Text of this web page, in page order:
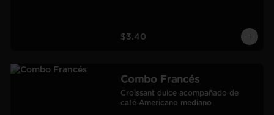
$3.40
Combo Francés
Croissant dulce acompañado de
café Americano mediano